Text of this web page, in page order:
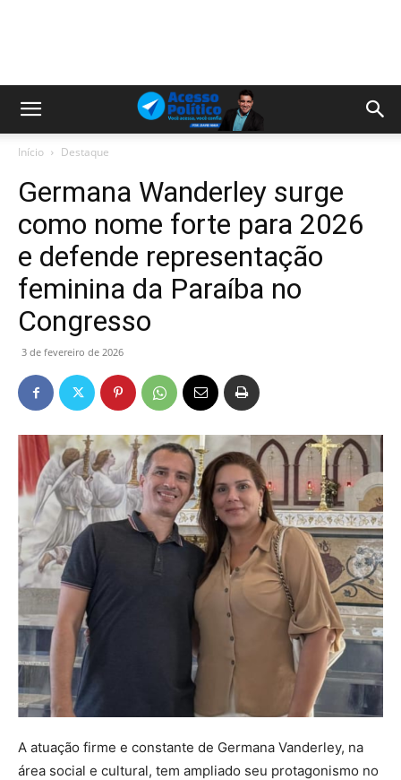
Início Destaque
Germana Wanderley surge
como nome forte para 2026
e defende representação
feminina da Paraíba no
Congresso
3 de fevereiro de 2026
A atuação firme e constante de Germana Vanderley, na
área social e cultural, tem ampliado seu protagonismo no